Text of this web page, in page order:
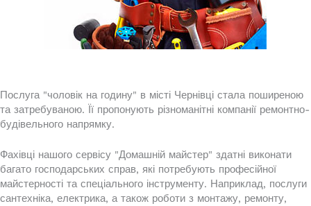
Послуга "чоловік на годину" в місті Чернівці стала поширеною
та затребуваною. Її пропонують різноманітні компанії ремонтно-
будівельного напрямку.
Фахівці нашого сервісу "Домашній майстер" здатні виконати
багато господарських справ, які потребують професійної
майстерності та спеціального інструменту. Наприклад, послуги
сантехніка, електрика, а також роботи з монтажу, ремонту,